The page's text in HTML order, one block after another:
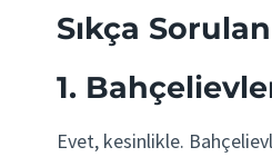
Sıkça
1.
Evet, kesinlikle.